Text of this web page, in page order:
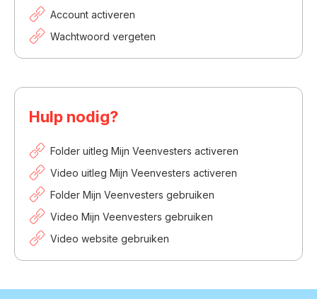
Account activeren
Wachtwoord vergeten
Hulp nodig?
Folder uitleg Mijn Veenvesters activeren
Video uitleg Mijn Veenvesters activeren
Folder Mijn Veenvesters gebruiken
Video Mijn Veenvesters gebruiken
Video website gebruiken